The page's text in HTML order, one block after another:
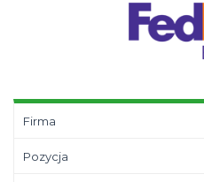
Firma
Pozycja